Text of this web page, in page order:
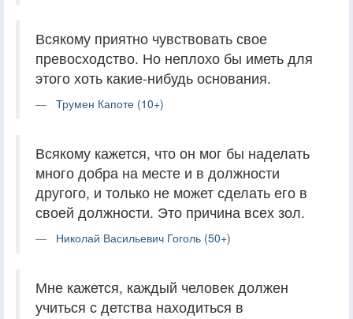
Всякому приятно чувствовать свое
превосходство. Но неплохо бы иметь для
этого хоть какие-нибудь основания.
Трумен Капоте (10+)
Всякому кажется, что он мог бы наделать
много добра на месте и в должности
другого, и только не может сделать его в
своей должности. Это причина всех зол.
Николай Васильевич Гоголь (50+)
Мне кажется, каждый человек должен
учиться с детства находиться в